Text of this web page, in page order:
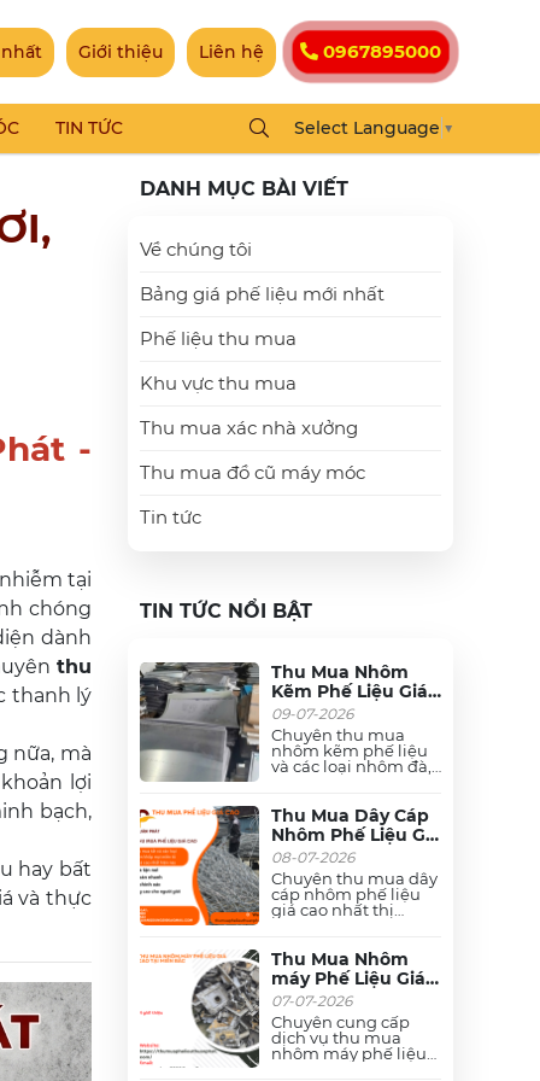
Giới thiệu Liên hệ 0967895000
TIN TỨC Select Language ▼
-
tại
chóng
dành
thu
thanh lý
nữa, mà
lợi
bạch,
hay bất
và thực
DANH MỤC BÀI VIẾT
Về chúng tôi
Bảng giá phế liệu mới nhất
Phế liệu thu mua
Khu vực thu mua
Thu mua xác nhà xưởng
Thu mua đồ cũ máy móc
Tin tức
TIN TỨC NỔI BẬT
Thu Mua Nhôm
Kẽm Phế Liệu Giá
Cao Miền Bắc | Tận
Nơi, Cân Đo Uy Tín
09-07-2026
Chuyên thu mua
nhôm kẽm phế liệu
và các loại nhôm đà,
giá cao tận nơi tại Hà
Nội và các tỉnh Miền
Bắc. Thu mua số
lượng lớn, định giá
nhanh, thanh toán
nhanh, hoa hồng
cao. Liên hệ ngay!
Thu Mua Dây Cáp
Nhôm Phế Liệu Giá
Cao Tận Nơi Miền
Bắc
08-07-2026
Chuyên thu mua dây
cáp nhôm phế liệu
giá cao nhất thị
phế liệu khác như
nhôm đà, nhôm máy,
nhôm kẽm, nhôm hệ
xingfa,.... . Thu mua
tận nơi, cân đo uy tín,
thanh toán nhanh.
Phục vụ 24/7 tại Hà
Nội, Hải Phòng, Bắc
Thu Mua Nhôm
máy Phế Liệu Giá
Cao Tại Miền Bắc -
Thu Mua Tận Nơi
24/7
07-07-2026
Chuyên cung cấp
dịch vụ thu mua
nhôm máy phế liệu
giá cao tại Miền Bắc